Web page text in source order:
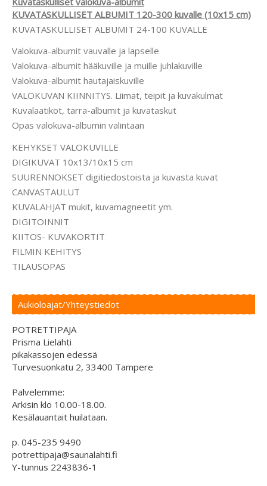
KUVATASKULLISET ALBUMIT 120-300 kuvalle (10x15 cm)
KUVATASKULLISET ALBUMIT 24-100 KUVALLE
Valokuva-albumit vauvalle ja lapselle
Valokuva-albumit hääkuville ja muille juhlakuville
Valokuva-albumit hautajaiskuville
VALOKUVAN KIINNITYS. Liimat, teipit ja kuvakulmat
Kuvalaatikot, tarra-albumit ja kuvataskut
Opas valokuva-albumin valintaan
KEHYKSET VALOKUVILLE
DIGIKUVAT 10x13/10x15 cm
SUURENNOKSET digitiedostoista ja kuvasta kuvat
CANVASTAULUT
KUVALAHJAT mukit, kuvamagneetit ym.
DIGITOINNIT
KIITOS- KUVAKORTIT
FILMIN KEHITYS
TILAUSOPAS
Aukioloajat/Yhteystiedot
POTRETTIPAJA
Prisma Lielahti
pikakassojen edessä
Turvesuonkatu 2, 33400 Tampere
Palvelemme:
Arkisin klo 10.00-18.00.
Kesälauantait huilataan.
p. 045-235 9490
potrettipaja@saunalahti.fi
Y-tunnus 2243836-1